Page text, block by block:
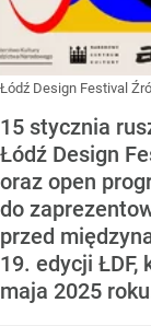
Łódź Design Festival
15 stycznia
Łódź Design
oraz open
do
przed
19. edycji
maja 2025